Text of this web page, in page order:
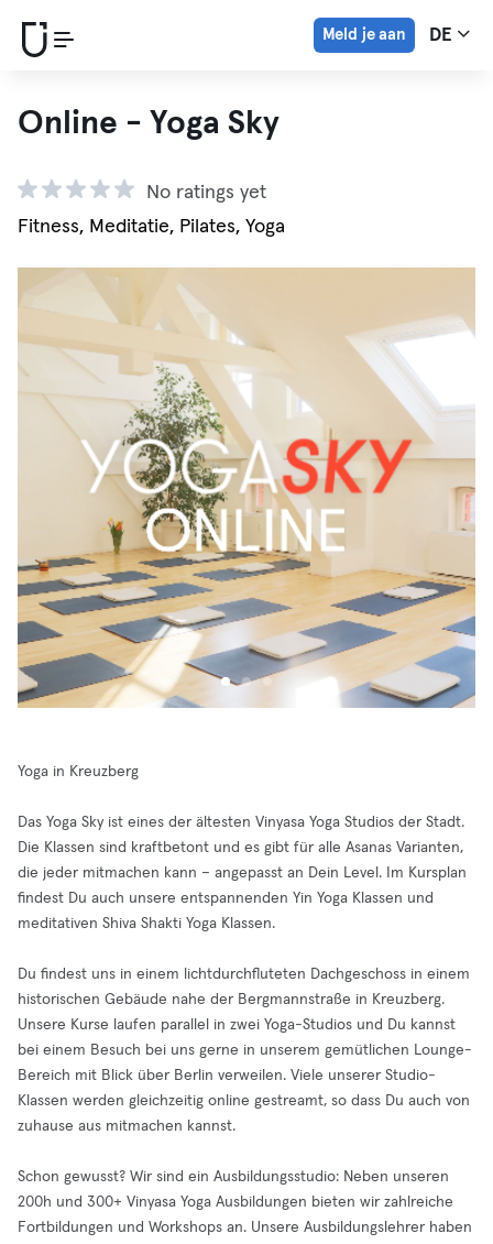
Meld je aan DE
Online - Yoga Sky
No ratings yet
Fitness, Meditatie, Pilates, Yoga
Yoga in Kreuzberg
Das Yoga Sky ist eines der ältesten Vinyasa Yoga Studios der Stadt.
Die Klassen sind kraftbetont und es gibt für alle Asanas Varianten,
die jeder mitmachen kann – angepasst an Dein Level. Im Kursplan
findest Du auch unsere entspannenden Yin Yoga Klassen und
meditativen Shiva Shakti Yoga Klassen.
Du findest uns in einem lichtdurchfluteten Dachgeschoss in einem
historischen Gebäude nahe der Bergmannstraße in Kreuzberg.
Unsere Kurse laufen parallel in zwei Yoga-Studios und Du kannst
bei einem Besuch bei uns gerne in unserem gemütlichen Lounge-
Bereich mit Blick über Berlin verweilen. Viele unserer Studio-
Klassen werden gleichzeitig online gestreamt, so dass Du auch von
zuhause aus mitmachen kannst.
Schon gewusst? Wir sind ein Ausbildungsstudio: Neben unseren
200h und 300+ Vinyasa Yoga Ausbildungen bieten wir zahlreiche
Fortbildungen und Workshops an. Unsere Ausbildungslehrer haben